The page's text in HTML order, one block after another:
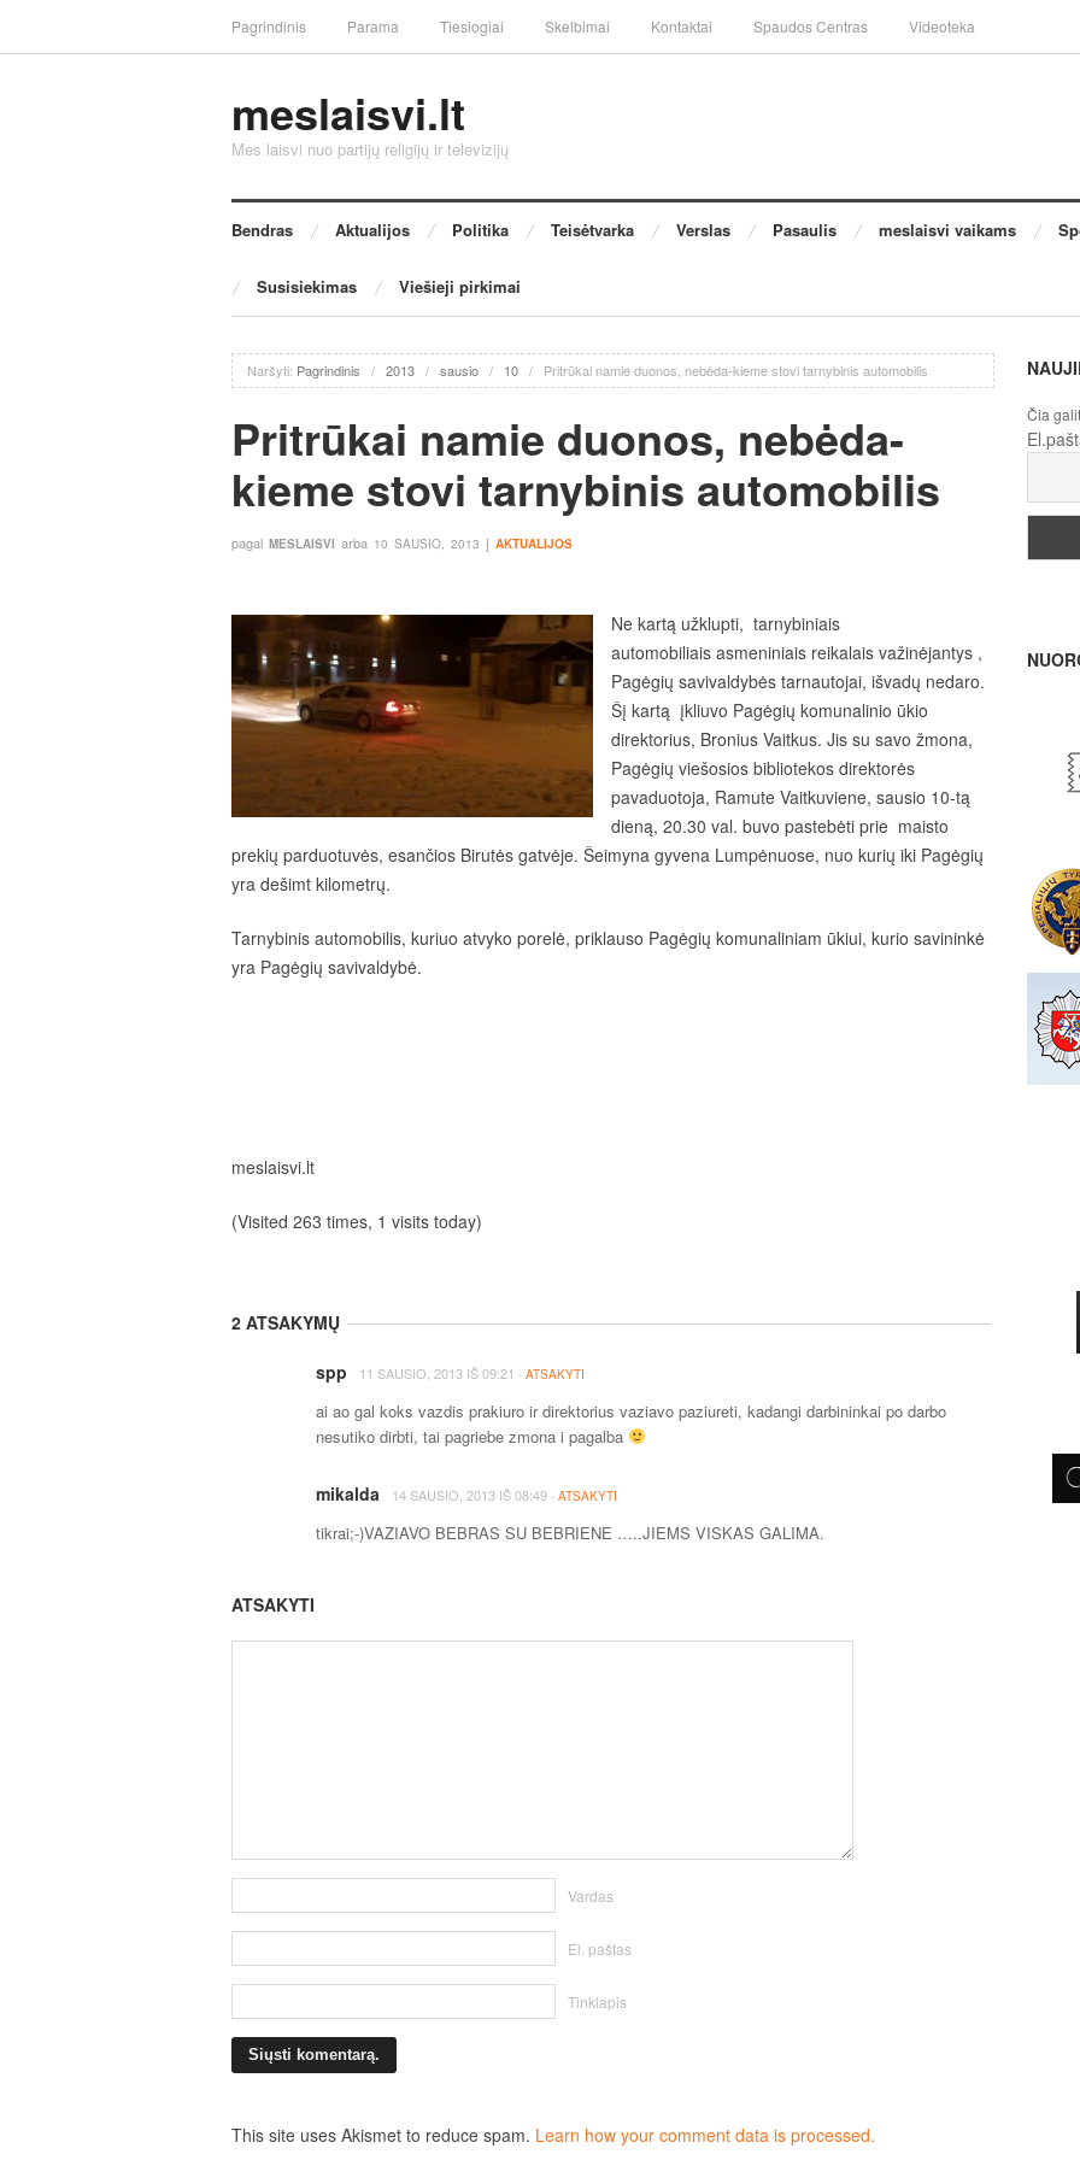
Pagrindinis Parama Tiesiogiai Skelbimai Kontaktai Spaudos Centras Videoteka
meslaisvi.lt
Mes laisvi nuo partijų religijų ir televizijų
Bendras Aktualijos Politika Teisėtvarka Verslas Pasaulis meslaisvi vaikams
Susisiekimas Viešieji pirkimai
Naršyti: Pagrindinis / 2013 / sausio / 10 / Pritrūkai namie duonos, nebėda-kieme stovi tarnybinis automobilis
Pritrūkai namie duonos, nebėda-
kieme stovi tarnybinis automobilis
pagal MESLAISVI arba 10 SAUSIO, 2013 į AKTUALIJOS
Ne kartą užklupti, tarnybiniais
automobiliais asmeniniais reikalais važinėjantys ,
Pagėgių savivaldybės tarnautojai, išvadų nedaro.
Šį kartą įkliuvo Pagėgių komunalinio ūkio
direktorius, Bronius Vaitkus. Jis su savo žmona,
Pagėgių viešosios bibliotekos direktorės
pavaduotoja, Ramute Vaitkuviene, sausio 10-tą
dieną, 20.30 val. buvo pastebėti prie maisto
prekių parduotuvės, esančios Birutės gatvėje. Šeimyna gyvena Lumpėnuose, nuo kurių iki Pagėgių
yra dešimt kilometrų.
Tarnybinis automobilis, kuriuo atvyko porelė, priklauso Pagėgių komunaliniam ūkiui, kurio savininkė
yra Pagėgių savivaldybė.
meslaisvi.lt
(Visited 263 times, 1 visits today)
2 ATSAKYMŲ
spp 11 SAUSIO, 2013 IŠ09:21 · ATSAKYTI
ai ao gal koks vazdis prakiuro ir direktorius vaziavo paziureti, kadangi darbininkai po darbo
nesutiko dirbti, tai pagriebe zmona i pagalba
mikalda 14 SAUSIO, 2013 IŠ08:49 · ATSAKYTI
tikrai;-)VAZIAVO BEBRAS SU BEBRIENE …..JIEMS VISKAS GALIMA.
ATSAKYTI
Vardas
El. paštas
Tinklapis
This site uses Akismet to reduce spam. Learn how your comment data is processed.
Čia